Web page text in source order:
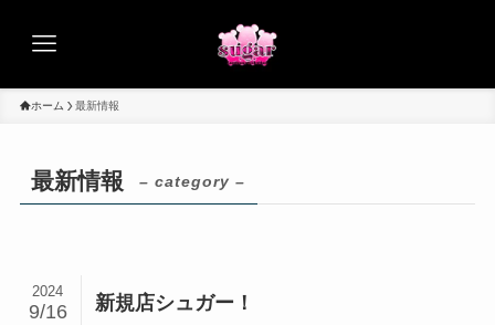
ホーム 最新情報
最新情報 – category –
新規店シュガー！
2024
9/16